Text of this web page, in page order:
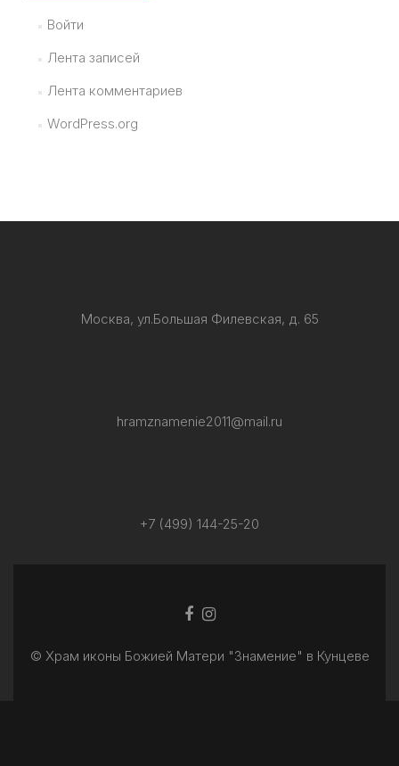
Войти
Лента записей
Лента комментариев
WordPress.org
Москва, ул.Большая Филевская, д. 65
hramznamenie2011@mail.ru
+7 (499) 144-25-20
Facebook
Ссылка
© Храм иконы Божией Матери "Знамение" в Кунцеве